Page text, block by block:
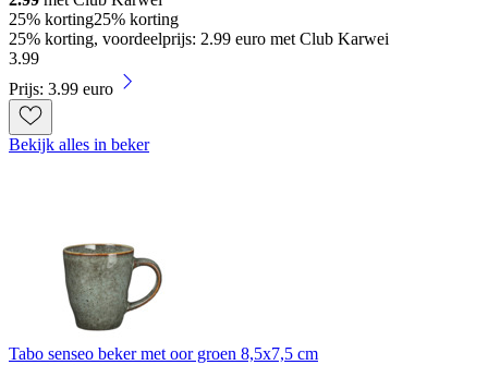
25% korting25% korting
25% korting, voordeelprijs: 2.99 euro met Club Karwei
3.99
Prijs: 3.99 euro
Bekijk alles in beker
Tabo senseo beker met oor groen 8,5x7,5 cm